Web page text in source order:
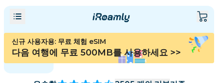
신규 사용자용: 무료 체험 eSIM
다음 여행에 무료 500MB를 사용하세요 >>